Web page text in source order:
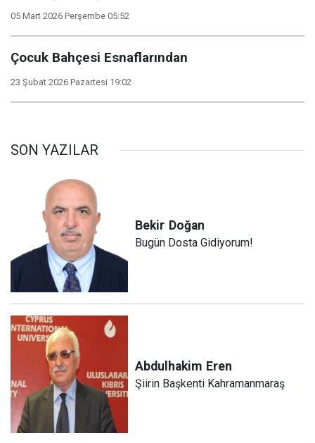
05 Mart 2026 Perşembe 05:52
Çocuk Bahçesi Esnaflarından
23 Şubat 2026 Pazartesi 19:02
SON YAZILAR
Bekir Doğan
Bugün Dosta Gidiyorum!
Abdulhakim Eren
Şiirin Başkenti Kahramanmaraş